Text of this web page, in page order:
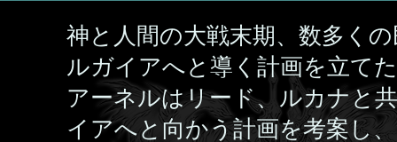
神と人間の大戦末期、数多く
ルガイアへと導く計画を立て
アーネルはリード、ルカナと
イアへと向かう計画を考案し